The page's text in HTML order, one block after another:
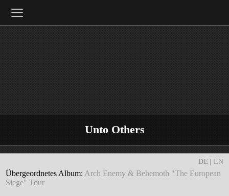
Unto Others
DE| EN
≡
Übergeordnetes Album: Arch Enemy & Behemoth "The European
Siege" Tour